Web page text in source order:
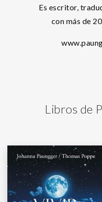
Es escritor,
con más de
Libros de